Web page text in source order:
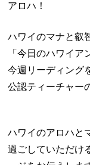
アロハ！
ハワイのマナと叡
「今日のハワイア
今週リーディング
公認ティーチャー
ハワイのアロハと
過ごしていただけ